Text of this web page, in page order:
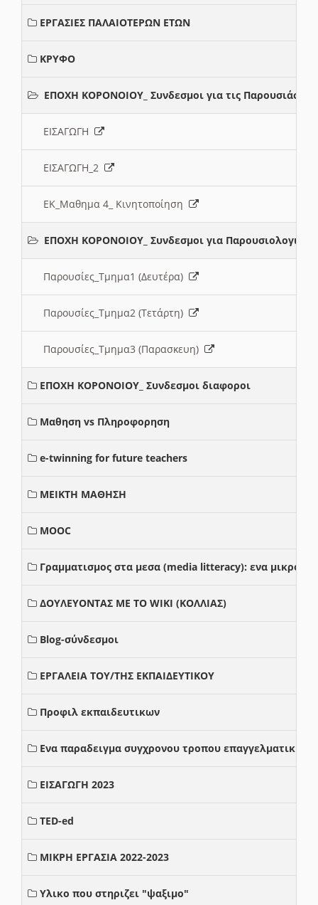
ΕΡΓΑΣΙΕΣ ΠΑΛΑΙΟΤΕΡΩΝ ΕΤΩΝ
ΚΡΥΦΟ
ΕΠΟΧΗ ΚΟΡΟΝΟΙΟΥ_ Συνδεσμοι για τις Παρουσιάσεις
ΕΙΣΑΓΩΓΗ
ΕΙΣΑΓΩΓΗ_2
ΕΚ_Μαθημα 4_ Κινητοποίηση
ΕΠΟΧΗ ΚΟΡΟΝΟΙΟΥ_ Συνδεσμοι για Παρουσιολογια
Παρουσίες_Τμημα1 (Δευτέρα)
Παρουσίες_Τμημα2 (Τετάρτη)
Παρουσίες_Τμημα3 (Παρασκευη)
ΕΠΟΧΗ ΚΟΡΟΝΟΙΟΥ_ Συνδεσμοι διαφοροι
Μαθηση vs Πληροφορηση
e-twinning for future teachers
ΜΕΙΚΤΗ ΜΑΘΗΣΗ
MOOC
Γραμματισμος στα μεσα (media litteracy): ενα μικρο
ΔΟΥΛΕΥΟΝΤΑΣ ΜΕ ΤΟ WIKI (ΚΟΛΛΙΑΣ)
Blog-σύνδεσμοι
ΕΡΓΑΛΕΙΑ ΤΟΥ/ΤΗΣ ΕΚΠΑΙΔΕΥΤΙΚΟΥ
Προφιλ εκπαιδευτικων
Ενα παραδειγμα συγχρονου τροπου επαγγελματικης
ΕΙΣΑΓΩΓΗ 2023
TED-ed
ΜΙΚΡΗ ΕΡΓΑΣΙΑ 2022-2023
Υλικο που στηριζει "ψαξιμο"